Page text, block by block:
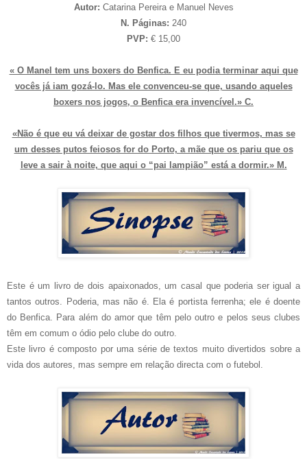
Autor: Catarina Pereira e Manuel Neves
N. Páginas: 240
PVP: € 15,00
« O Manel tem uns boxers do Benfica. E eu podia terminar aqui que
vocês já iam gozá-lo. Mas ele convenceu-se que, usando aqueles
boxers nos jogos, o Benfica era invencível.» C.
«Não é que eu vá deixar de gostar dos filhos que tivermos, mas se
um desses putos feiosos for do Porto, a mãe que os pariu que os
leve a sair à noite, que aqui o “pai lampião” está a dormir.» M.
Este é um livro de dois apaixonados, um casal que poderia ser igual a
tantos outros. Poderia, mas não é. Ela é portista ferrenha; ele é doente
do Benfica. Para além do amor que têm pelo outro e pelos seus clubes
têm em comum o ódio pelo clube do outro.
Este livro é composto por uma série de textos muito divertidos sobre a
vida dos autores, mas sempre em relação directa com o futebol.